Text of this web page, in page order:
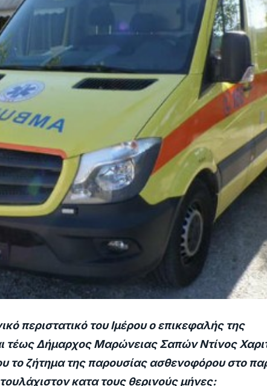
περιστατικό του Ιμέρου ο επικεφαλής της
τέως Δήμαρχος Μαρώνειας Σαπών Ντίνος
το ζήτημα της παρουσίας ασθενοφόρου στο
κατα τους θερινούς μήνες: